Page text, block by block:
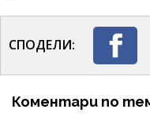
СПОДЕЛИ:
Коментари по